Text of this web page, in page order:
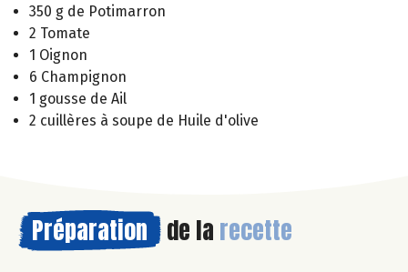
350 g de Potimarron
2 Tomate
1 Oignon
6 Champignon
1 gousse de Ail
2 cuillères à soupe de Huile d'olive
Préparation de la recette